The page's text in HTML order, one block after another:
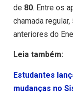
de 80. Entre os
chamada
anteriores do
Leia também:
Estudantes
mudanças no